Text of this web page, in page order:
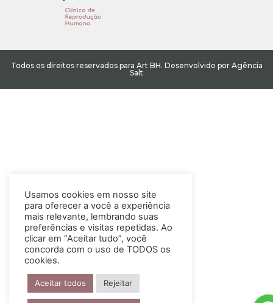
Todos os direitos reservados para Art BH. Desenvolvido por Agência
Salt
Usamos cookies em nosso site
para oferecer a você a experiência
mais relevante, lembrando suas
preferências e visitas repetidas. Ao
clicar em “Aceitar tudo”, você
concorda com o uso de TODOS os
cookies.
Aceitar todos Rejeitar